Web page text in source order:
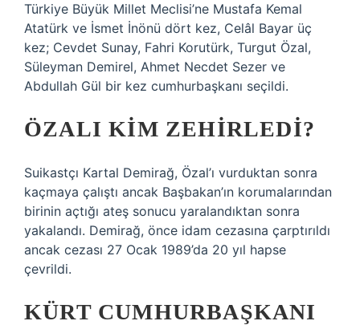
Türkiye Büyük Millet Meclisi’ne Mustafa Kemal
Atatürk ve İsmet İnönü dört kez, Celâl Bayar üç
kez; Cevdet Sunay, Fahri Korutürk, Turgut Özal,
Süleyman Demirel, Ahmet Necdet Sezer ve
Abdullah Gül bir kez cumhurbaşkanı seçildi.
ÖZALI KIM ZEHIRLEDI?
Suikastçı Kartal Demirağ, Özal’ı vurduktan sonra
kaçmaya çalıştı ancak Başbakan’ın korumalarından
birinin açtığı ateş sonucu yaralandıktan sonra
yakalandı. Demirağ, önce idam cezasına çarptırıldı
ancak cezası 27 Ocak 1989’da 20 yıl hapse
çevrildi.
KÜRT CUMHURBAŞKANI